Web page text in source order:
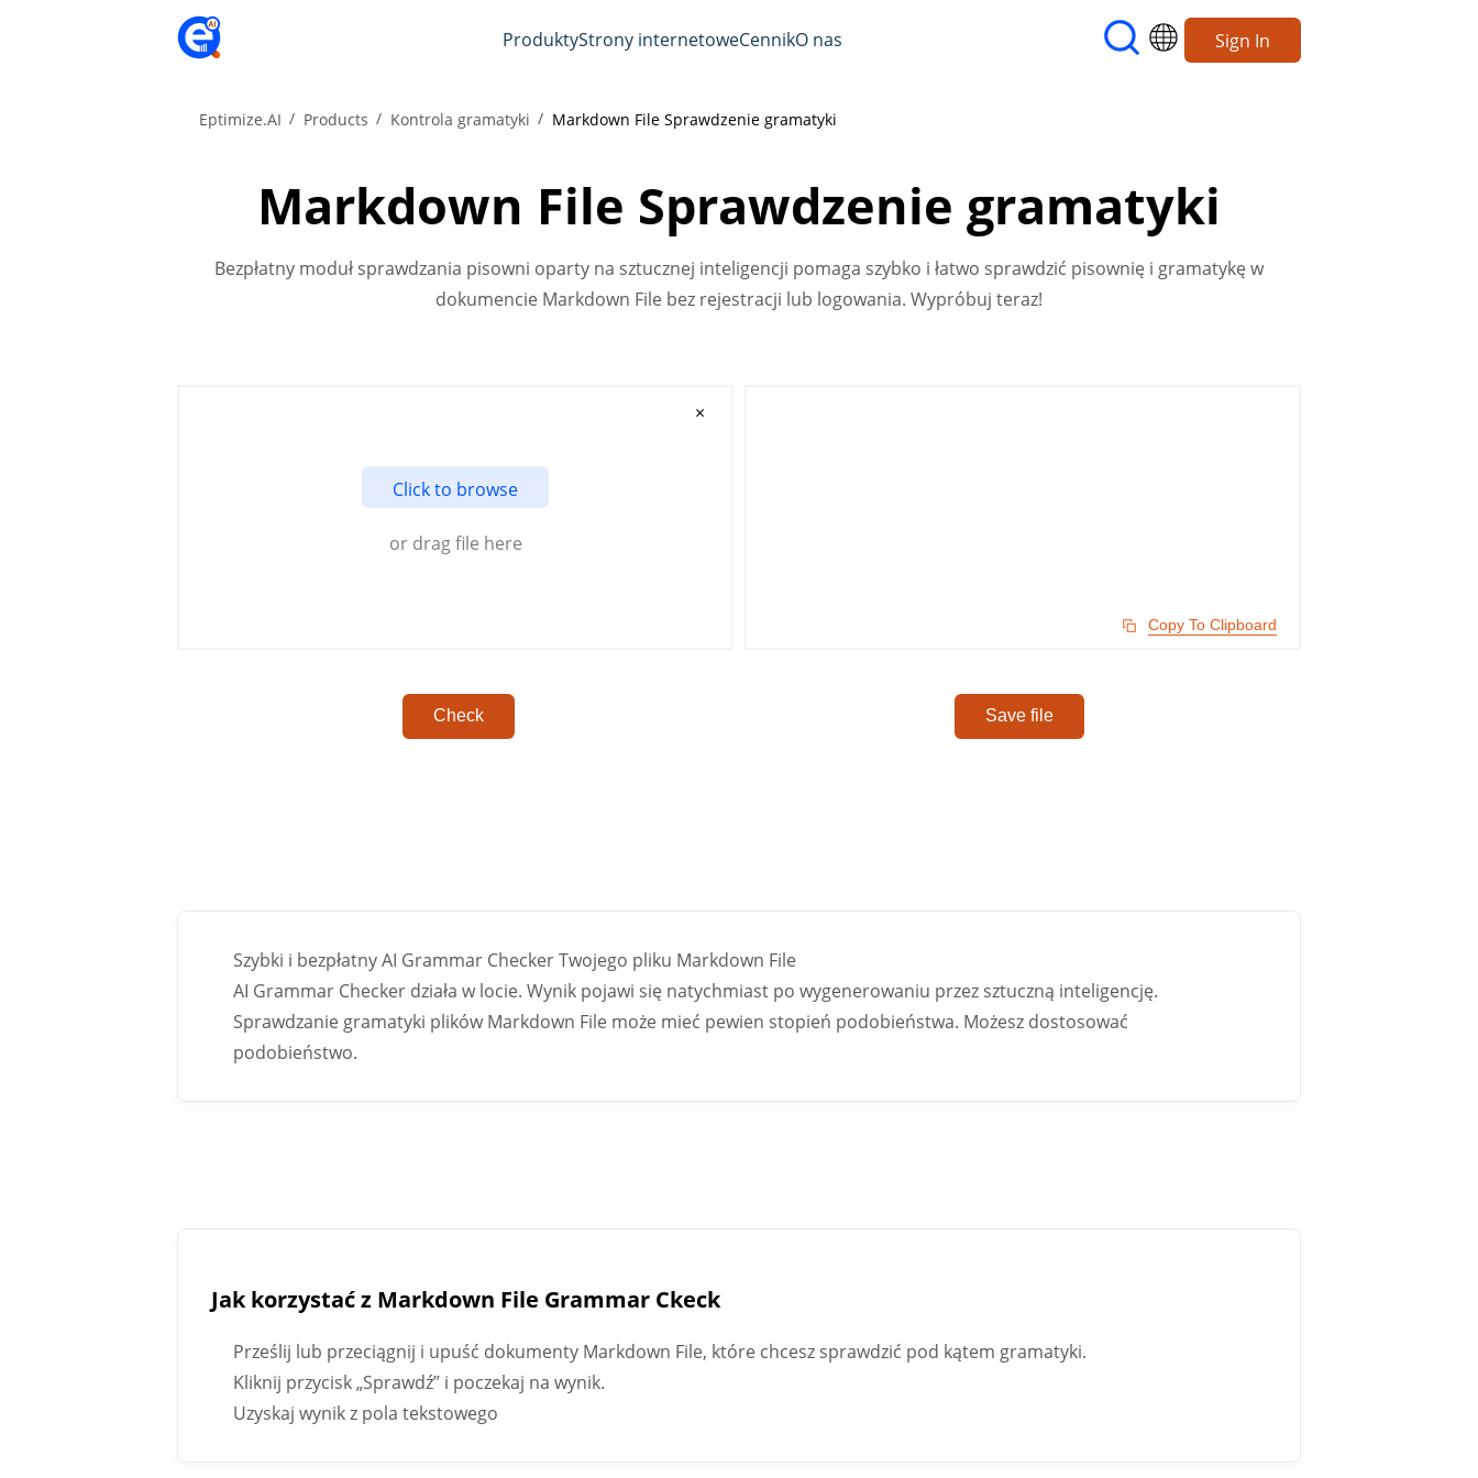
ProduktyStrony internetoweCennikO nas Sign In
Eptimize.AI Products Kontrola gramatyki Markdown File Sprawdzenie gramatyki
Markdown File Sprawdzenie gramatyki
Bezpłatny moduł sprawdzania pisowni oparty na sztucznej inteligencji pomaga szybko i łatwo sprawdzić pisownię i gramatykę w
dokumencie Markdown File bez rejestracji lub logowania. Wypróbuj teraz!
Click to browse
or drag file here
×
Copy To Clipboard
Check Save file
Szybki i bezpłatny AI Grammar Checker Twojego pliku Markdown File
AI Grammar Checker działa w locie. Wynik pojawi się natychmiast po wygenerowaniu przez sztuczną inteligencję.
Sprawdzanie gramatyki plików Markdown File może mieć pewien stopień podobieństwa. Możesz dostosować
podobieństwo.
Jak korzystać z Markdown File Grammar Ckeck
Prześlij lub przeciągnij i upuść dokumenty Markdown File, które chcesz sprawdzić pod kątem gramatyki.
Kliknij przycisk „Sprawdź” i poczekaj na wynik.
Uzyskaj wynik z pola tekstowego